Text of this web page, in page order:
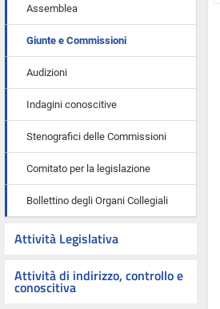
Assemblea
Giunte e Commissioni
Audizioni
Indagini conoscitive
Stenografici delle Commissioni
Comitato per la legislazione
Bollettino degli Organi Collegiali
Attività Legislativa
Attività di indirizzo, controllo e
conoscitiva